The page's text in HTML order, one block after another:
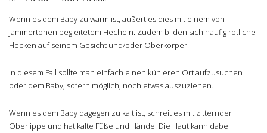
Wenn es dem Baby zu warm ist, äußert es dies mit einem von
Jammertönen begleitetem Hecheln. Zudem bilden sich häufig rötliche
Flecken auf seinem Gesicht und/oder Oberkörper.
In diesem Fall sollte man einfach einen kühleren Ort aufzusuchen
oder dem Baby, sofern möglich, noch etwas auszuziehen.
Wenn es dem Baby dagegen zu kalt ist, schreit es mit zitternder
Oberlippe und hat kalte Füße und Hände. Die Haut kann dabei